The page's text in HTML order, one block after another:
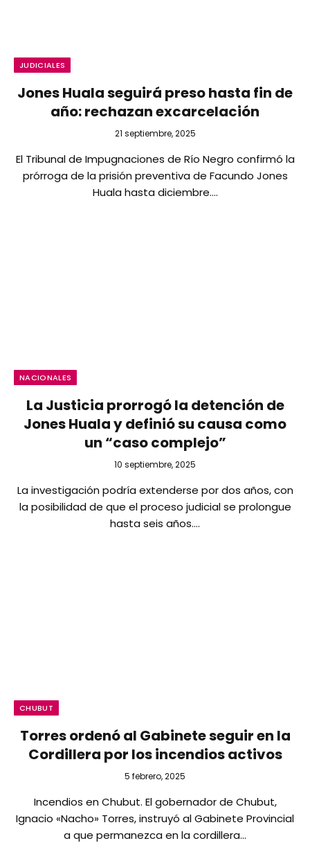
JUDICIALES
Jones Huala seguirá preso hasta fin de
año: rechazan excarcelación
21 septiembre, 2025
El Tribunal de Impugnaciones de Río Negro confirmó la
prórroga de la prisión preventiva de Facundo Jones
Huala hasta diciembre.…
NACIONALES
La Justicia prorrogó la detención de
Jones Huala y definió su causa como
un “caso complejo”
10 septiembre, 2025
La investigación podría extenderse por dos años, con
la posibilidad de que el proceso judicial se prolongue
hasta seis años.…
CHUBUT
Torres ordenó al Gabinete seguir en la
Cordillera por los incendios activos
5 febrero, 2025
Incendios en Chubut. El gobernador de Chubut,
Ignacio «Nacho» Torres, instruyó al Gabinete Provincial
a que permanezca en la cordillera…